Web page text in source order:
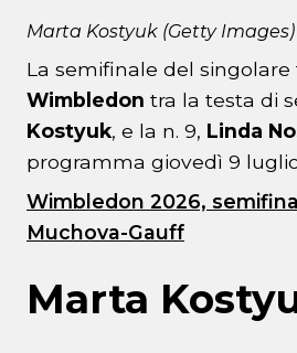
Marta Kostyuk (Getty Images)
La semifinale del
Wimbledon tra la testa di
Kostyuk, e la n. 9, Linda
programma giovedì 9
Wimbledon 2026,
Muchova-Gauff
Marta